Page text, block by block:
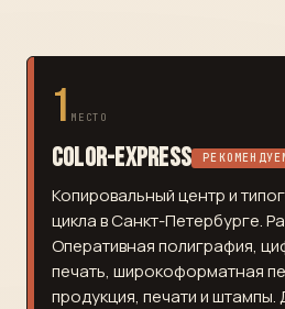
1 МЕСТО
Color-Express
Копировальный центр и
цикла в Санкт-Петербурге.
Оперативная полиграфия,
печать, широкоформатная
продукция, печати и штампы.